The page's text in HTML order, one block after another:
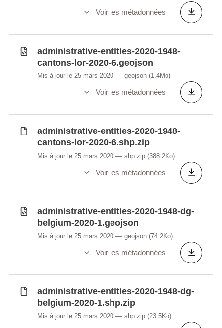
Voir les métadonnées
administrative-entities-2020-1948-
cantons-lor-2020-6.geojson
Mis à jour le 25 mars 2020 geojson (1.4Mo)
Voir les métadonnées
administrative-entities-2020-1948-
cantons-lor-2020-6.shp.zip
Mis à jour le 25 mars 2020 shp.zip (388.2Ko)
Voir les métadonnées
administrative-entities-2020-1948-dg-
belgium-2020-1.geojson
Mis à jour le 25 mars 2020 geojson (74.2Ko)
Voir les métadonnées
administrative-entities-2020-1948-dg-
belgium-2020-1.shp.zip
Mis à jour le 25 mars 2020 shp.zip (23.5Ko)